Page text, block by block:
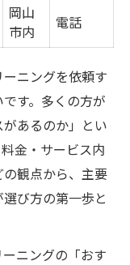
岡山
市内
電話
ニングを依頼す
す。多くの方が
があるのか」とい
金・サービス内
観点から、主要
び方の第一歩と
ニングの「おす